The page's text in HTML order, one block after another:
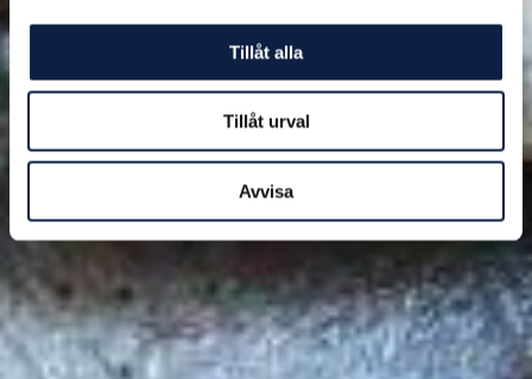
Tillåt alla
Tillåt urval
Avvisa